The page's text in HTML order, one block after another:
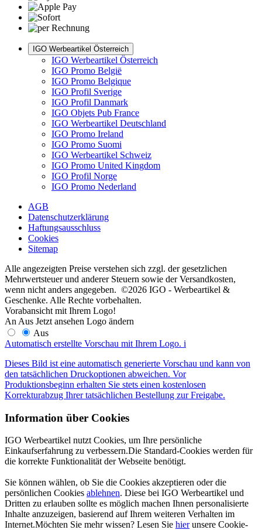
IGO Werbeartikel Österreich
IGO Werbeartikel Österreich
IGO Promo België
IGO Promo Belgique
IGO Profil Sverige
IGO Profil Danmark
IGO Objets Pub France
IGO Werbeartikel Deutschland
IGO Promo Ireland
IGO Promo Suomi
IGO Werbeartikel Schweiz
IGO Promo United Kingdom
IGO Profil Norge
IGO Promo Nederland
AGB
Datenschutzerklärung
Haftungsausschluss
Cookies
Sitemap
Alle angezeigten Preise verstehen sich zzgl. der gesetzlichen
Mehrwertsteuer und anderer Steuern sowie der Versandkosten,
wenn nicht anders angegeben. ©2026 IGO - Werbeartikel &
Geschenke. Alle Rechte vorbehalten.
Vorabansicht mit Ihrem Logo!
An Aus Jetzt ansehen Logo ändern
Aus
Automatisch erstellte Vorschau mit Ihrem Logo. i
Dieses Bild ist eine automatisch generierte Vorschau und kann von
den tatsächlichen Druckoptionen abweichen. Vor
Produktionsbeginn erhalten Sie stets einen kostenlosen
Korrekturabzug Ihrer tatsächlichen Bestellung zur Freigabe.
Information über Cookies
IGO Werbeartikel nutzt Cookies, um Ihre persönliche
Einkaufserfahrung zu verbessern.Die Standard-Cookies werden für
die korrekte Funktionalität der Webseite benötigt.
Sie können wählen, ob Sie die Cookies akzeptieren oder die
persönlichen Cookies ablehnen. Diese bei IGO Werbeartikel und
Dritten zu erlauben sollte es möglich machen Ihnen personalisierte
Inhalte anzuzeigen, basierend auf Ihrem weiteren Verhalten im
Internet.Möchten Sie mehr wissen? Lesen Sie hierunsere Cookie-